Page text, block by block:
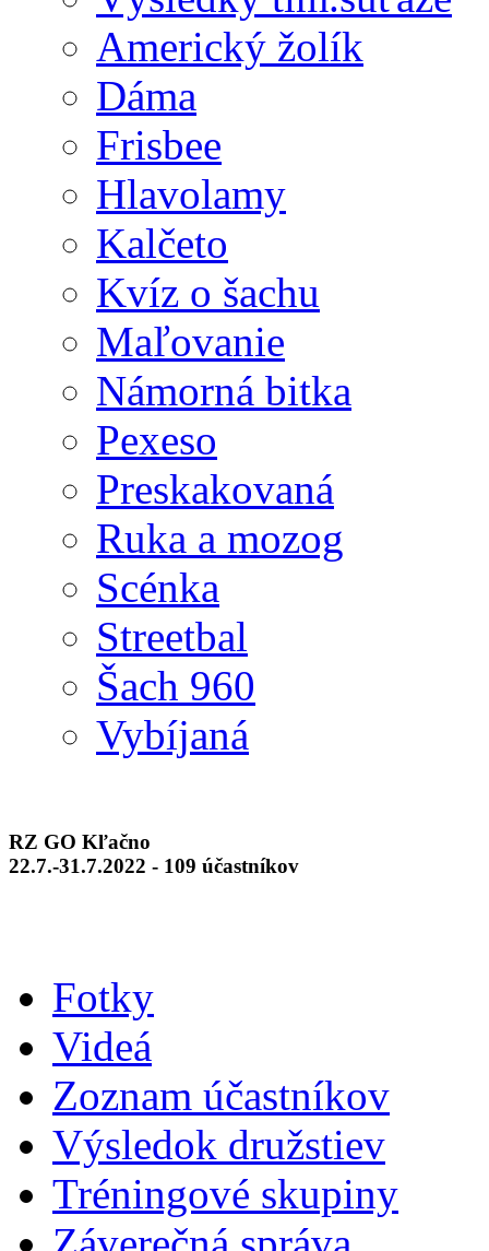
Americký žolík
Dáma
Frisbee
Hlavolamy
Kalčeto
Kvíz o šachu
Maľovanie
Námorná bitka
Pexeso
Preskakovaná
Ruka a mozog
Scénka
Streetbal
Šach 960
Vybíjaná
RZ GO Kľačno
22.7.-31.7.2022 - 109 účastníkov
Fotky
Videá
Zoznam účastníkov
Výsledok družstiev
Tréningové skupiny